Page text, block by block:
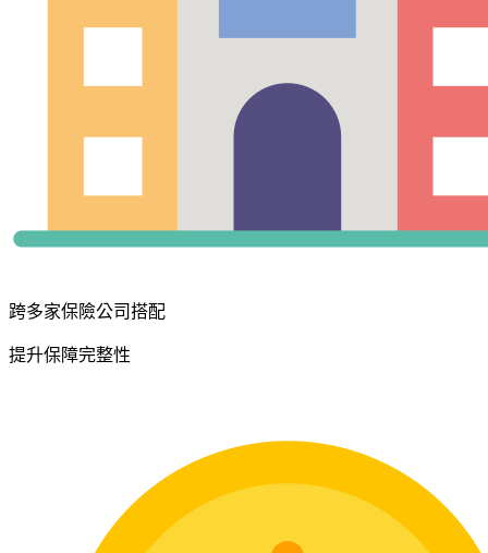
跨多家保險公司搭配
提升保障完整性